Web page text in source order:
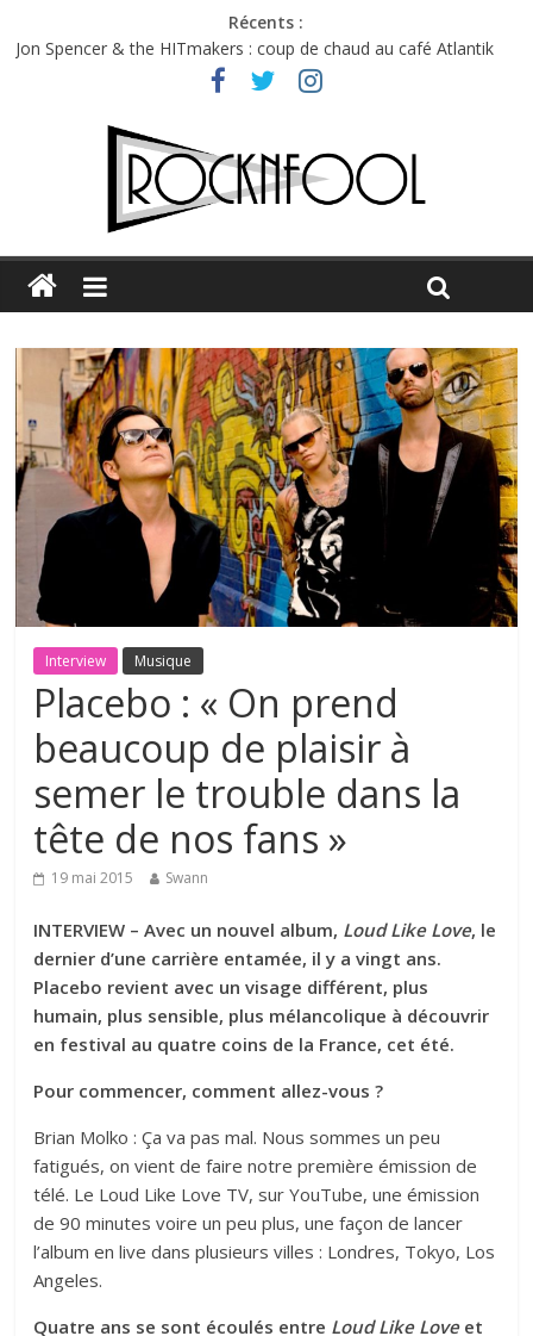
Récents :
Jon Spencer & the HITmakers : coup de chaud au café Atlantik
Hellfest 2026 vendredi : température et émotions en hausse
Hellfest 2026 jeudi : impossible de choisir entre chaleur et bonne
Première édition du Midgard Festival : entre bière, métal et
Charlie Puth à l’Olympia : la leçon de pop du Professeur Puth
Interview Musique
Placebo : « On prend
beaucoup de plaisir à
semer le trouble dans la
tête de nos fans »
19 mai 2015 Swann
INTERVIEW – Avec un nouvel album, Loud Like Love, le
dernier d’une carrière entamée, il y a vingt ans.
Placebo revient avec un visage différent, plus
humain, plus sensible, plus mélancolique à découvrir
en festival au quatre coins de la France, cet été.
Pour commencer, comment allez-vous ?
Brian Molko : Ça va pas mal. Nous sommes un peu
fatigués, on vient de faire notre première émission de
télé. Le Loud Like Love TV, sur YouTube, une émission
de 90 minutes voire un peu plus, une façon de lancer
l’album en live dans plusieurs villes : Londres, Tokyo, Los
Angeles.
Quatre ans se sont écoulés entre Loud Like Loveet